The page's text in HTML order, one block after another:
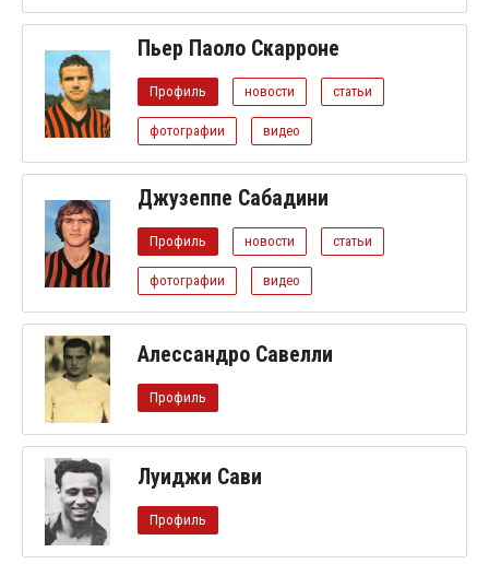
Пьер Паоло Скарроне
Профиль новости статьи
фотографии видео
Джузеппе Сабадини
Профиль новости статьи
фотографии видео
Алессандро Савелли
Профиль
Луиджи Сави
Профиль